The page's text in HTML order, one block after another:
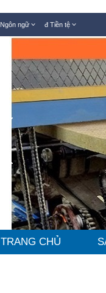
Ngôn ngữ đ Tiền tệ
TRANG CHỦ